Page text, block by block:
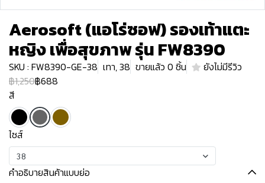
Aerosoft (แอโร่ซอฟ) รองเท้าแตะ
หญิง เพื่อสุขภาพ รุ่น FW8390
SKU : FW8390-GE-38 เทา, 38 ขายแล้ว 0 ชิ้น
ยังไม่มีรีวิว
฿1,250฿688
สี
ไซส์
38
คำอธิบายสินค้าแบบย่อ